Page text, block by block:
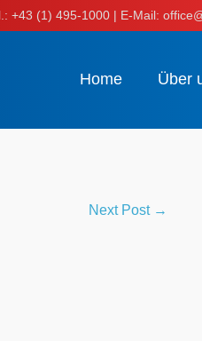
+43 (1) 495-1000 | E-Mail:
Home Über
Next Post →